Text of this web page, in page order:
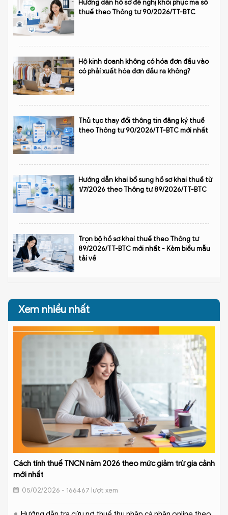
Hướng dẫn hồ sơ đề nghị khôi phục mã số
thuế theo Thông tư 90/2026/TT-BTC
Hộ kinh doanh không có hóa đơn đầu vào
có phải xuất hóa đơn đầu ra không?
Thủ tục thay đổi thông tin đăng ký thuế
theo Thông tư 90/2026/TT-BTC mới nhất
Hướng dẫn khai bổ sung hồ sơ khai thuế từ
1/7/2026 theo Thông tư 89/2026/TT-BTC
Trọn bộ hồ sơ khai thuế theo Thông tư
89/2026/TT-BTC mới nhất - Kèm biểu mẫu
tải về
Xem nhiều nhất
Cách tính thuế TNCN năm 2026 theo mức giảm trừ gia cảnh
mới nhất
05/02/2026 - 166467 lượt xem